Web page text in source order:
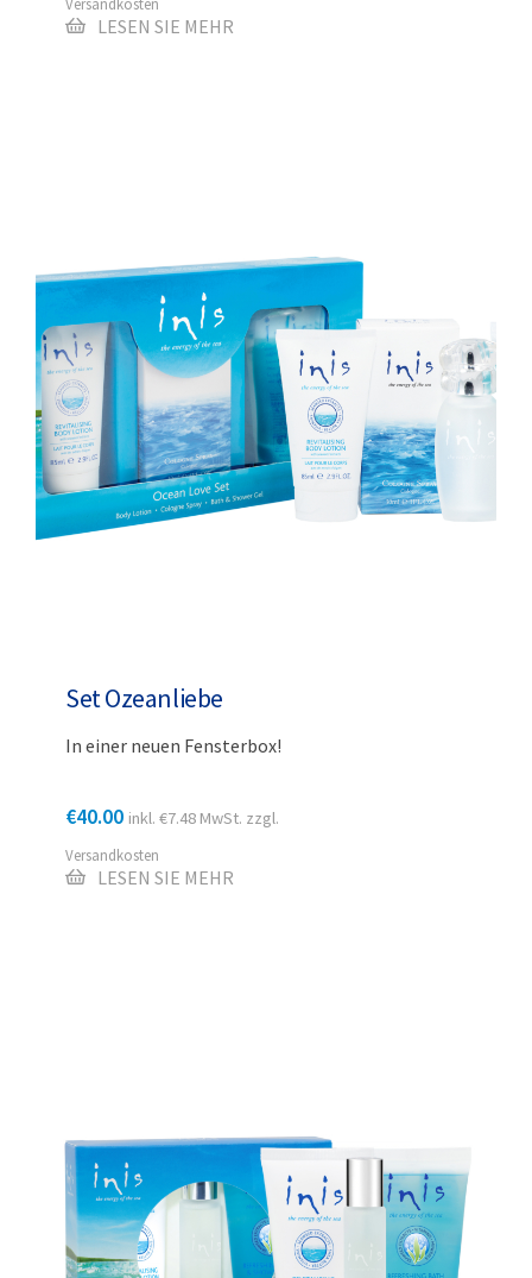
LESEN SIE MEHR
Set Ozeanliebe
In einer neuen Fensterbox!
€40.00 inkl. €7.48 MwSt. zzgl.
Versandkosten
LESEN SIE MEHR